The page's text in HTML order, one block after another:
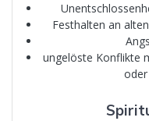
Festhalten an
ungelöste Konflikte